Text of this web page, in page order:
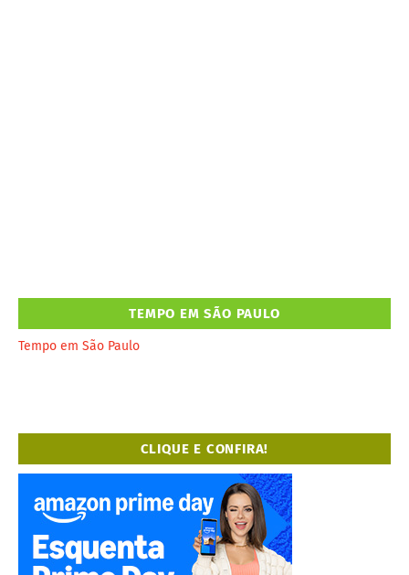
TEMPO EM SÃO PAULO
Tempo em São Paulo
CLIQUE E CONFIRA!